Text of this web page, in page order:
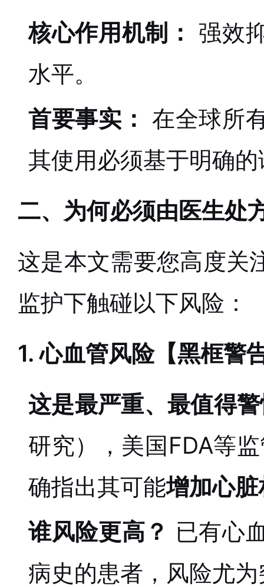
核心作用机制： 强效
水平。
首要事实： 在全球所
其使用必须基于明确
二、为何必须由医生处
这是本文需要您高度关
监护下触碰以下风险：
1. 心血管风险【黑框警
这是最严重、最值得
研究），美国FDA等
确指出其可能增加心
谁风险更高？ 已有心
病史的患者，风险尤